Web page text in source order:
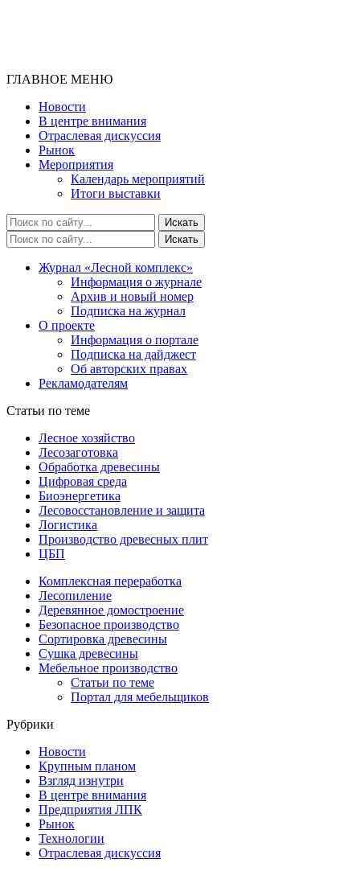
ГЛАВНОЕ МЕНЮ
Новости
В центре внимания
Отраслевая дискуссия
Рынок
Мероприятия
Календарь мероприятий
Итоги выставки
Журнал «Лесной комплекс»
Информация о журнале
Архив и новый номер
Подписка на журнал
О проекте
Информация о портале
Подписка на дайджест
Об авторских правах
Рекламодателям
Статьи по теме
Лесное хозяйство
Лесозаготовка
Обработка древесины
Цифровая среда
Биоэнергетика
Лесовосстановление и защита
Логистика
Производство древесных плит
ЦБП
Комплексная переработка
Лесопиление
Деревянное домостроение
Безопасное производство
Сортировка древесины
Сушка древесины
Мебельное производство
Статьи по теме
Портал для мебельщиков
Рубрики
Новости
Крупным планом
Взгляд изнутри
В центре внимания
Предприятия ЛПК
Рынок
Технологии
Отраслевая дискуссия